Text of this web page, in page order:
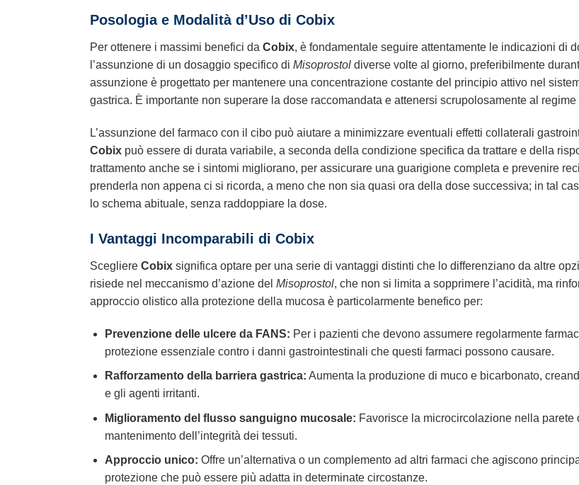
Posologia e Modalità d’Uso di Cobix
Per ottenere i massimi benefici da Cobix, è fondamentale seguire attentamente le indicazioni di
l’assunzione di un dosaggio specifico di Misoprostol diverse volte al giorno, preferibilmente
assunzione è progettato per mantenere una concentrazione costante del principio attivo nel
gastrica. È importante non superare la dose raccomandata e attenersi scrupolosamente al
L’assunzione del farmaco con il cibo può aiutare a minimizzare eventuali effetti collaterali
Cobix può essere di durata variabile, a seconda della condizione specifica da trattare e della
trattamento anche se i sintomi migliorano, per assicurare una guarigione completa e prevenire
prenderla non appena ci si ricorda, a meno che non sia quasi ora della dose successiva; in tal
lo schema abituale, senza raddoppiare la dose.
I Vantaggi Incomparabili di Cobix
Scegliere Cobix significa optare per una serie di vantaggi distinti che lo differenziano da altre
risiede nel meccanismo d’azione del Misoprostol, che non si limita a sopprimere l’acidità, ma
approccio olistico alla protezione della mucosa è particolarmente benefico per:
Prevenzione delle ulcere da FANS: Per i pazienti che devono assumere regolarmente
protezione essenziale contro i danni gastrointestinali che questi farmaci possono causare.
Rafforzamento della barriera gastrica: Aumenta la produzione di muco e bicarbonato,
e gli agenti irritanti.
Miglioramento del flusso sanguigno mucosale: Favorisce la microcircolazione nella
mantenimento dell’integrità dei tessuti.
Approccio unico: Offre un’alternativa o un complemento ad altri farmaci che agiscono
protezione che può essere più adatta in determinate circostanze.